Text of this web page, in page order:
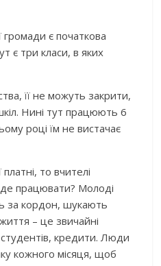
є початкова
є три класи, в яких
її не можуть закрити,
Нині тут працюють 6
році їм не вистачає
то вчителі
працювати? Молоді
за кордон, шукають
– це звичайні
кредити. Люди
кожного місяця, щоб